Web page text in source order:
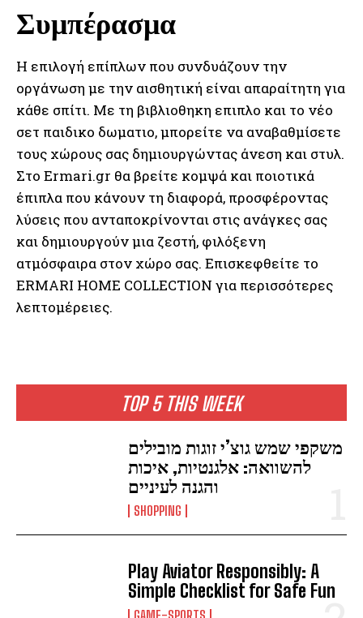
TOP 5 THIS WEEK
משקפי שמש גוצ’י זוגות מובילים
להשוואה: אלגנטיות, איכות
והגנה לעיניים
SHOPPING
Play Aviator Responsibly: A
Simple Checklist for Safe Fun
Συμπέρασμα
Η επιλογή επίπλων που συνδυάζουν την
οργάνωση με την αισθητική είναι απαραίτητη για
κάθε σπίτι. Με τη βιβλιοθηκη επιπλο και το νέο
σετ παιδικο δωματιο, μπορείτε να αναβαθμίσετε
τους χώρους σας δημιουργώντας άνεση και στυλ.
Στο Ermari.gr θα βρείτε κομψά και ποιοτικά
έπιπλα που κάνουν τη διαφορά, προσφέροντας
λύσεις που ανταποκρίνονται στις ανάγκες σας
και δημιουργούν μια ζεστή, φιλόξενη
ατμόσφαιρα στον χώρο σας. Επισκεφθείτε το
ERMARI HOME COLLECTION για περισσότερες
λεπτομέρειες.